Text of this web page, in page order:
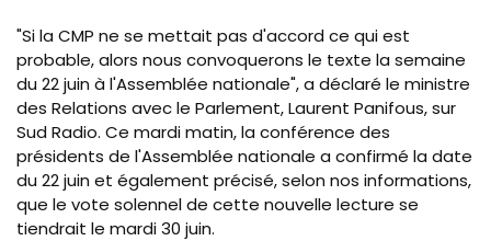
"Si la CMP ne se mettait pas d'accord ce qui est
probable, alors nous convoquerons le texte la semaine
du 22 juin à l'Assemblée nationale", a déclaré le ministre
des Relations avec le Parlement, Laurent Panifous, sur
Sud Radio. Ce mardi matin, la conférence des
présidents de l'Assemblée nationale a confirmé la date
du 22 juin et également précisé, selon nos informations,
que le vote solennel de cette nouvelle lecture se
tiendrait le mardi 30 juin.